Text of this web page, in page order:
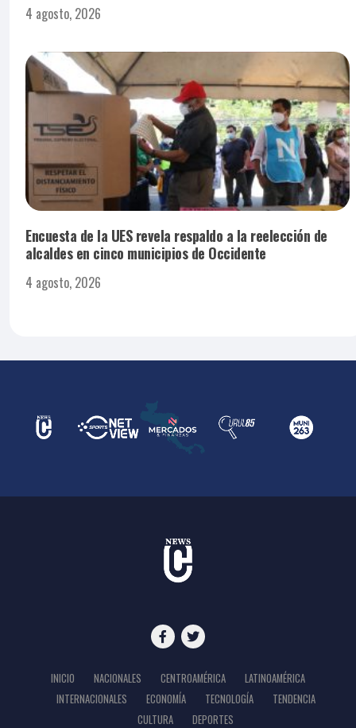
4 agosto, 2026
Encuesta de la UES revela respaldo a la reelección de
alcaldes en cinco municipios de Occidente
4 agosto, 2026
INICIO NACIONALES CENTROAMÉRICA
LATINOAMÉRICA
INTERNACIONALES
ECONOMÍA TECNOLOGÍA
TENDENCIA
CULTURA
DEPORTES